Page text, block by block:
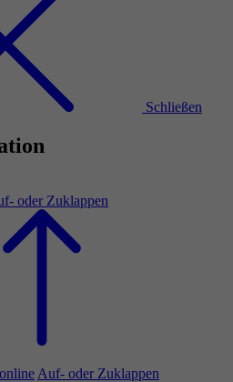
Schließen
oder Zuklappen
Auf- oder Zuklappen